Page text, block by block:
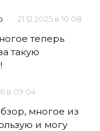
21.12.2025 в 10:08
теперь
такую
в 09:04
многое из
и могу